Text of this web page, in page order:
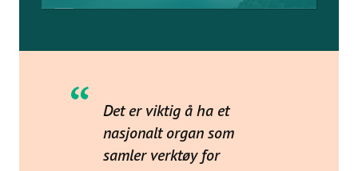
Det er viktig å ha et
nasjonalt organ som
samler verktøy for